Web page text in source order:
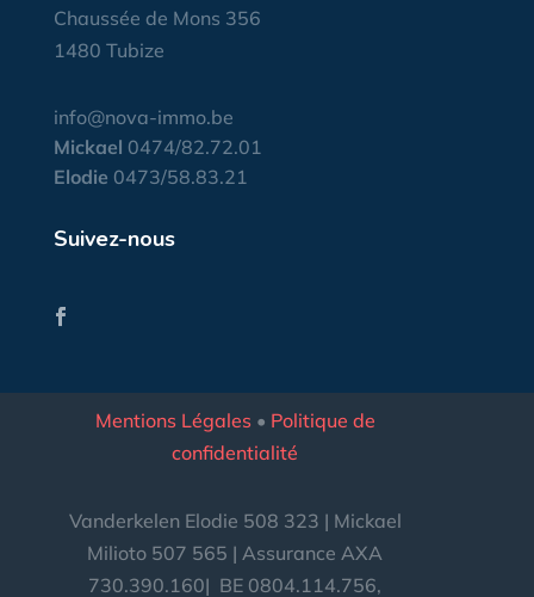
Chaussée de Mons 356
1480 Tubize
info@nova-immo.be
Mickael 0474/82.72.01
Elodie 0473/58.83.21
Suivez-nous
Mentions Légales• Politique de
confidentialité
Vanderkelen Elodie 508 323 | Mickael
Milioto 507 565 | Assurance AXA
730.390.160| BE 0804.114.756,